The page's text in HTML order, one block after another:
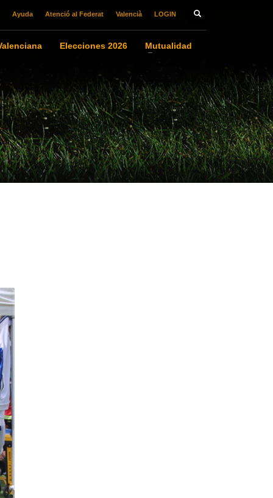
Ayuda Atenció al Federat Valencià LOGIN
Elecciones 2026 Mutualidad